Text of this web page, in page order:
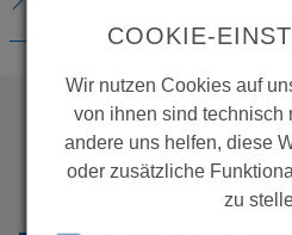
WOLLEN
PRODUKTE
COOKIE-
Wir nutzen Cookies auf
von ihnen sind technisch
andere uns helfen, diese
oder zusätzliche
zu